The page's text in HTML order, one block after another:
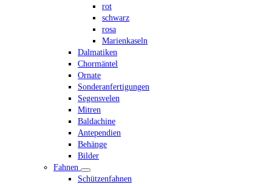
rot
schwarz
rosa
Marienkaseln
Dalmatiken
Chormäntel
Ornate
Sonderanfertigungen
Segensvelen
Mitren
Baldachine
Antependien
Behänge
Bilder
Fahnen
Schützenfahnen